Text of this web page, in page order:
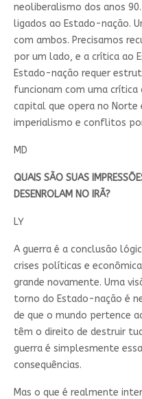
neoliberalismo dos anos
ligados ao Estado-nação.
com ambos. Precisamos
por um lado, e a crítica ao
Estado-nação requer
funcionam com uma
capital que opera no Norte
imperialismo e conflitos
MD
QUAIS SÃO SUAS
DESENROLAM NO IRÃ?
LY
A guerra é a conclusão
crises políticas e
grande novamente. Uma
torno do Estado-nação é
de que o mundo pertence
têm o direito de destruir
guerra é simplesmente
consequências.
Mas o que é realmente